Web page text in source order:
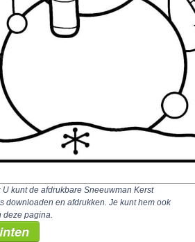
U kunt de afdrukbare Sneeuwman Kerst
downloaden en afdrukken. Je kunt hem ook
deze pagina.